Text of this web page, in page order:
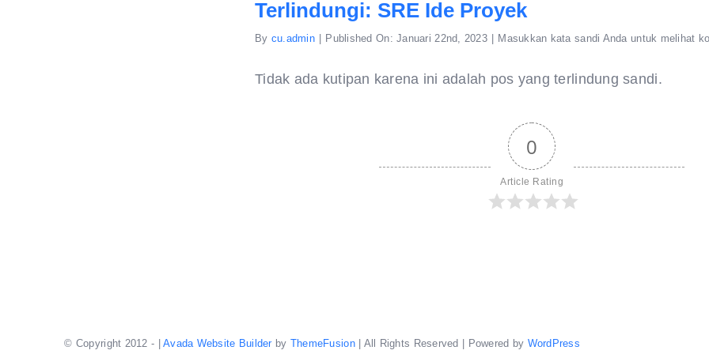
Terlindungi: SRE Ide Proyek
By cu.admin Published On: Januari 22nd, 2023 Masukkan kata sandi Anda untuk melihat
Tidak ada kutipan karena ini adalah pos yang terlindung sandi.
0
Article Rating
© Copyright 2012 - |Avada Website Builder by ThemeFusion| All Rights Reserved | Powered by WordPress